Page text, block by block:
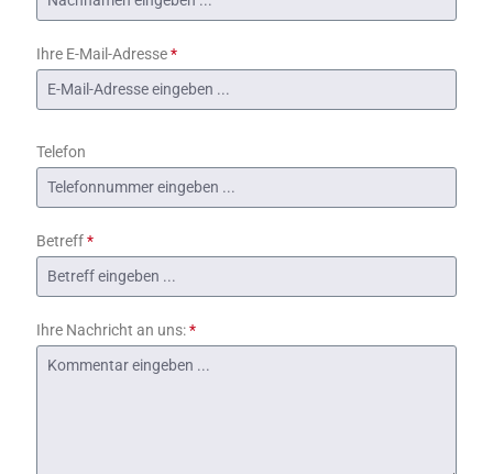
Ihre E-Mail-Adresse*
Telefon
Betreff*
Ihre Nachricht an uns:*